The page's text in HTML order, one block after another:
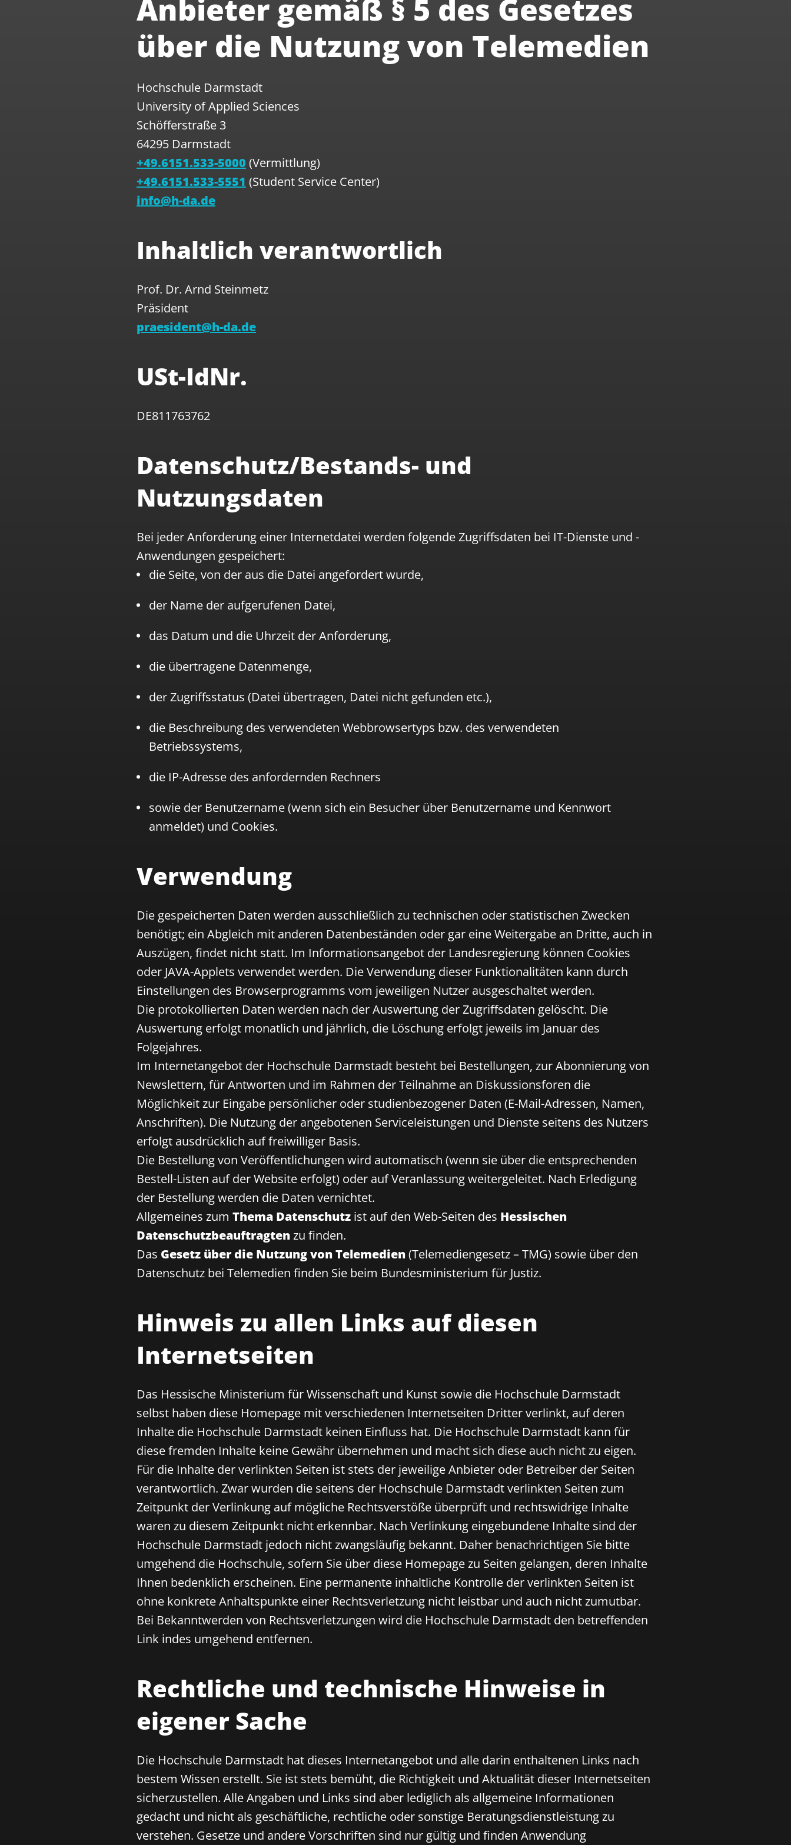
Anbieter gemäß § 5 des Gesetzes
über die Nutzung von Telemedien
Hochschule Darmstadt
University of Applied Sciences
Schöfferstraße 3
64295 Darmstadt
+49.6151.533-5000 (Vermittlung)
+49.6151.533-5551 (Student Service Center)
info@h-da.de
Inhaltlich verantwortlich
Prof. Dr. Arnd Steinmetz
Präsident
praesident@h-da.de
USt-IdNr.
DE811763762
Datenschutz/Bestands- und
Nutzungsdaten
Bei jeder Anforderung einer Internetdatei werden folgende Zugriffsdaten bei IT-Dienste und -
Anwendungen gespeichert:
die Seite, von der aus die Datei angefordert wurde,
der Name der aufgerufenen Datei,
das Datum und die Uhrzeit der Anforderung,
die übertragene Datenmenge,
der Zugriffsstatus (Datei übertragen, Datei nicht gefunden etc.),
die Beschreibung des verwendeten Webbrowsertyps bzw. des verwendeten
Betriebssystems,
die IP-Adresse des anfordernden Rechners
sowie der Benutzername (wenn sich ein Besucher über Benutzername und Kennwort
anmeldet) und Cookies.
Verwendung
Die gespeicherten Daten werden ausschließlich zu technischen oder statistischen Zwecken
benötigt; ein Abgleich mit anderen Datenbeständen oder gar eine Weitergabe an Dritte, auch in
Auszügen, findet nicht statt. Im Informationsangebot der Landesregierung können Cookies
oder JAVA-Applets verwendet werden. Die Verwendung dieser Funktionalitäten kann durch
Einstellungen des Browserprogramms vom jeweiligen Nutzer ausgeschaltet werden.
Die protokollierten Daten werden nach der Auswertung der Zugriffsdaten gelöscht. Die
Auswertung erfolgt monatlich und jährlich, die Löschung erfolgt jeweils im Januar des
Folgejahres.
Im Internetangebot der Hochschule Darmstadt besteht bei Bestellungen, zur Abonnierung von
Newslettern, für Antworten und im Rahmen der Teilnahme an Diskussionsforen die
Möglichkeit zur Eingabe persönlicher oder studienbezogener Daten (E-Mail-Adressen, Namen,
Anschriften). Die Nutzung der angebotenen Serviceleistungen und Dienste seitens des Nutzers
erfolgt ausdrücklich auf freiwilliger Basis.
Die Bestellung von Veröffentlichungen wird automatisch (wenn sie über die entsprechenden
Bestell-Listen auf der Website erfolgt) oder auf Veranlassung weitergeleitet. Nach Erledigung
der Bestellung werden die Daten vernichtet.
Allgemeines zum Thema Datenschutz ist auf den Web-Seiten des Hessischen
Datenschutzbeauftragtenzu finden.
Das Gesetz über die Nutzung von Telemedien(Telemediengesetz – TMG) sowie über den
Datenschutz bei Telemedien finden Sie beim Bundesministerium für Justiz.
Hinweis zu allen Links auf diesen
Internetseiten
Das Hessische Ministerium für Wissenschaft und Kunst sowie die Hochschule Darmstadt
selbst haben diese Homepage mit verschiedenen Internetseiten Dritter verlinkt, auf deren
Inhalte die Hochschule Darmstadt keinen Einfluss hat. Die Hochschule Darmstadt kann für
diese fremden Inhalte keine Gewähr übernehmen und macht sich diese auch nicht zu eigen.
Für die Inhalte der verlinkten Seiten ist stets der jeweilige Anbieter oder Betreiber der Seiten
verantwortlich. Zwar wurden die seitens der Hochschule Darmstadt verlinkten Seiten zum
Zeitpunkt der Verlinkung auf mögliche Rechtsverstöße überprüft und rechtswidrige Inhalte
waren zu diesem Zeitpunkt nicht erkennbar. Nach Verlinkung eingebundene Inhalte sind der
Hochschule Darmstadt jedoch nicht zwangsläufig bekannt. Daher benachrichtigen Sie bitte
umgehend die Hochschule, sofern Sie über diese Homepage zu Seiten gelangen, deren Inhalte
Ihnen bedenklich erscheinen. Eine permanente inhaltliche Kontrolle der verlinkten Seiten ist
ohne konkrete Anhaltspunkte einer Rechtsverletzung nicht leistbar und auch nicht zumutbar.
Bei Bekanntwerden von Rechtsverletzungen wird die Hochschule Darmstadt den betreffenden
Link indes umgehend entfernen.
Rechtliche und technische Hinweise in
eigener Sache
Die Hochschule Darmstadt hat dieses Internetangebot und alle darin enthaltenen Links nach
bestem Wissen erstellt. Sie ist stets bemüht, die Richtigkeit und Aktualität dieser Internetseiten
sicherzustellen. Alle Angaben und Links sind aber lediglich als allgemeine Informationen
gedacht und nicht als geschäftliche, rechtliche oder sonstige Beratungsdienstleistung zu
verstehen. Gesetze und andere Vorschriften sind nur gültig und finden Anwendung